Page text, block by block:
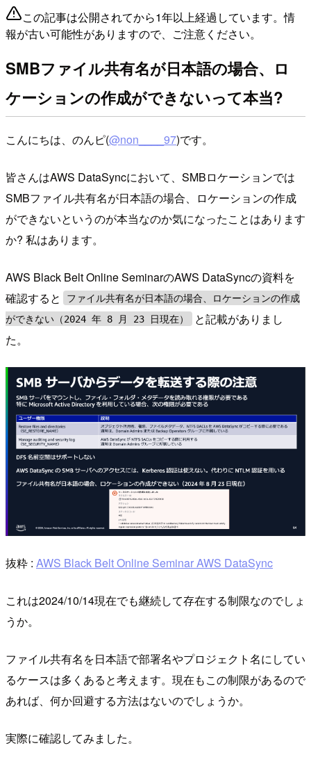
この記事は公開されてから1年以上経過しています。情
報が古い可能性がありますので、ご注意ください。
SMBファイル共有名が⽇本語の場合、ロ
ケーションの作成ができないって本当?
こんにちは、のんピ(@non____97)です。
皆さんはAWS DataSyncにおいて、SMBロケーションでは
SMBファイル共有名が⽇本語の場合、ロケーションの作成
ができないというのが本当なのか気になったことはあります
か? 私はあります。
AWS Black Belt Online SeminarのAWS DataSyncの資料を
確認すると
ファイル共有名が⽇本語の場合、ロケーションの作成
ができない（2024 年 8 ⽉ 23 ⽇現在）
と記載がありまし
た。
抜粋 : AWS Black Belt Online Seminar AWS DataSync
これは2024/10/14現在でも継続して存在する制限なのでしょ
うか。
ファイル共有名を日本語で部署名やプロジェクト名にしてい
るケースは多くあると考えます。現在もこの制限があるので
あれば、何か回避する方法はないのでしょうか。
実際に確認してみました。